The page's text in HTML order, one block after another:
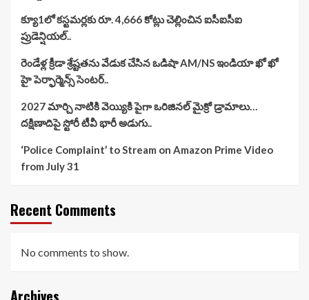
క్యూ1లో కస్టమర్లకు రూ. 4,666 కోట్లు చెల్లించిన ఐసీఐసీఐ
ప్రుడెన్షియల్..
రెండేళ్ల క్రీడా శ్రేష్టతను వేడుక చేసిన ఒడిషా AM/NS ఇండియా ఖో ఖో
హై పెర్ఫార్మెన్స్ సెంటర్..
2027 మార్చి నాటికి వెయ్యికి పైగా ఒరిజినల్ మైక్రో డ్రామాలు…
దక్షిణాదిపై స్టోరీ టీవీ భారీ అడుగు..
‘Police Complaint’ to Stream on Amazon Prime Video
from July 31
Recent Comments
No comments to show.